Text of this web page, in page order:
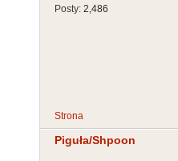
Posty: 2,486
Strona
Piguła/Shpoon